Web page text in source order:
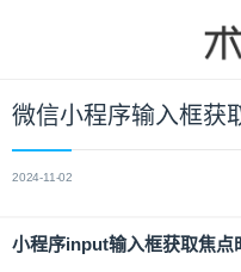
微信小程序输入框获
2024-11-02
小程序input输入框获取焦点